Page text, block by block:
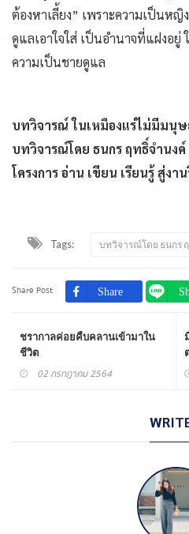
ต้องหาเลี้ยง” เพราะความเป็นหญิ
ดูแลเอาใจใส่ เป็นอำนาจที่แฝงอ
ความเป็นชายดูแล
บทวิจารณ์ ในเหมืองแร่ไม่มีมนุษ
บทวิจารณ์โดย ธนกร ฤทธิ์จำนงค์
โครงการ อ่าน เขียน เรียนรู้ สู่ง
Tags: บทวิจารณ์โดย ธนกร
Share Post
ชรากาลค่อยคืบคลานเข้ามาใน
ชีวิต
02 กรกฎาคม 2564